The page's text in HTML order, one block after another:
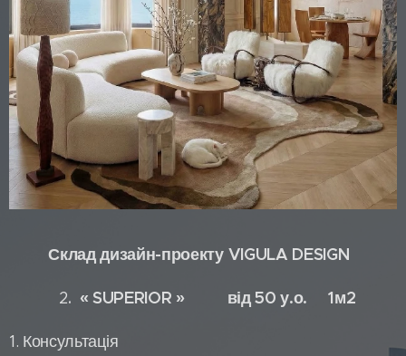
Склад дизайн-проекту VIGULA DESIGN
2. « SUPERIOR » від 50 у.о. 1м2
1. Консультація